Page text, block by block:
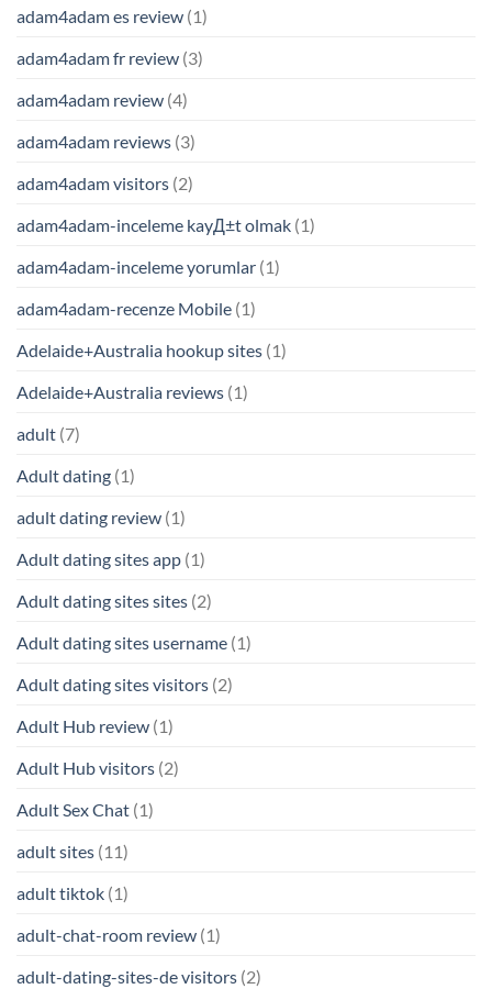
adam4adam es review (1)
adam4adam fr review (3)
adam4adam review (4)
adam4adam reviews (3)
adam4adam visitors (2)
adam4adam-inceleme kayД±t olmak (1)
adam4adam-inceleme yorumlar (1)
adam4adam-recenze Mobile (1)
Adelaide+Australia hookup sites (1)
Adelaide+Australia reviews (1)
adult (7)
Adult dating (1)
adult dating review (1)
Adult dating sites app (1)
Adult dating sites sites (2)
Adult dating sites username (1)
Adult dating sites visitors (2)
Adult Hub review (1)
Adult Hub visitors (2)
Adult Sex Chat (1)
adult sites (11)
adult tiktok (1)
adult-chat-room review (1)
adult-dating-sites-de visitors (2)